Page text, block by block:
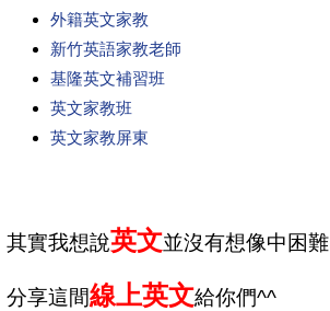
外籍英文家教
新竹英語家教老師
基隆英文補習班
英文家教班
英文家教屏東
其實我想說英文並沒有想像中困難
分享這間線上英文給你們^^